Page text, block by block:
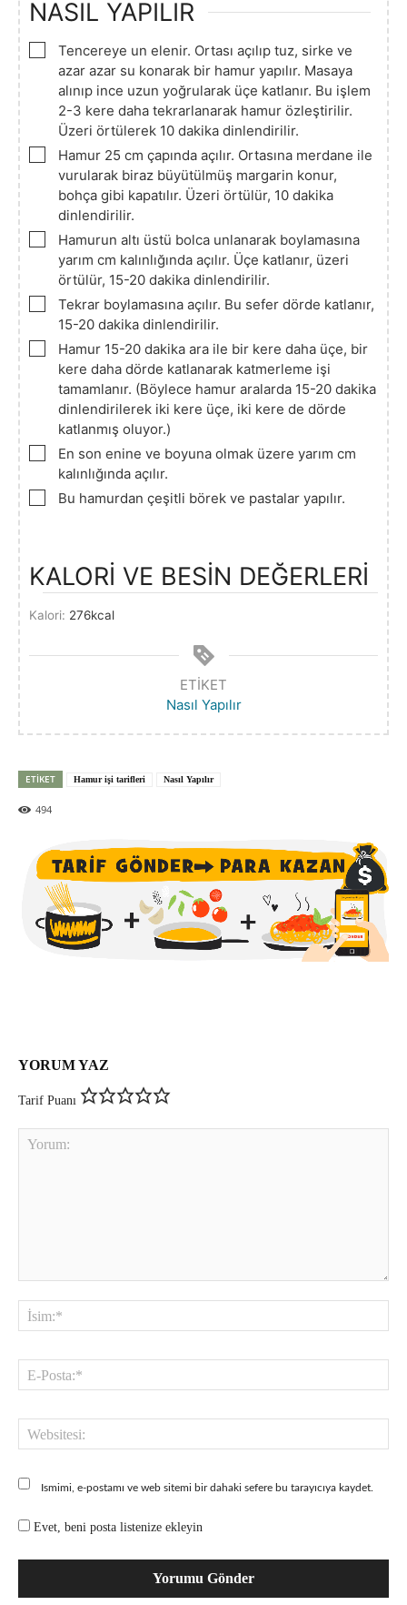
NASIL YAPILIR
▢
Tencereye un elenir. Ortası açılıp tuz, sirke ve
azar azar su konarak bir hamur yapılır. Masaya
alınıp ince uzun yoğrularak üçe katlanır. Bu işlem
2-3 kere daha tekrarlanarak hamur özleştirilir.
Üzeri örtülerek 10 dakika dinlendirilir.
▢
Hamur 25 cm çapında açılır. Ortasına merdane ile
vurularak biraz büyütülmüş margarin konur,
bohça gibi kapatılır. Üzeri örtülür, 10 dakika
dinlendirilir.
▢
Hamurun altı üstü bolca unlanarak boylamasına
yarım cm kalınlığında açılır. Üçe katlanır, üzeri
örtülür, 15-20 dakika dinlendirilir.
▢
Tekrar boylamasına açılır. Bu sefer dörde katlanır,
15-20 dakika dinlendirilir.
▢
Hamur 15-20 dakika ara ile bir kere daha üçe, bir
kere daha dörde katlanarak katmerleme işi
tamamlanır. (Böylece hamur aralarda 15-20 dakika
dinlendirilerek iki kere üçe, iki kere de dörde
katlanmış oluyor.)
▢
En son enine ve boyuna olmak üzere yarım cm
kalınlığında açılır.
▢
Bu hamurdan çeşitli börek ve pastalar yapılır.
KALORİ VE BESİN DEĞERLERİ
Kalori: 276kcal
ETIKET
Nasıl Yapılır
ETIKET Hamur işi tarifleri Nasıl Yapılır
494
YORUM YAZ
Tarif Puanı
Ismimi, e-postamı ve web sitemi bir dahaki sefere bu tarayıcıya kaydet.
Evet, beni posta listenize ekleyin